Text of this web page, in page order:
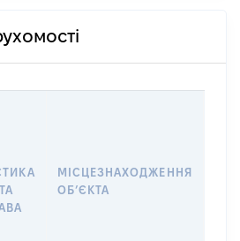
МІСЦЕЗНАХОДЖЕННЯ
ОБʼЄКТА